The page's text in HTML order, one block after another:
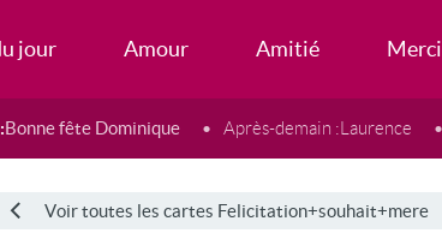
jour Amour Amitié Merci
Bonne fête Dominique Après-demain :Laurence
Voir toutes les cartes Felicitation+souhait+mere